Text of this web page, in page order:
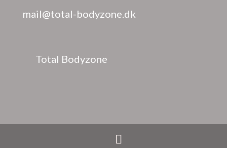
mail@total-bodyzone.dk
Total Bodyzone